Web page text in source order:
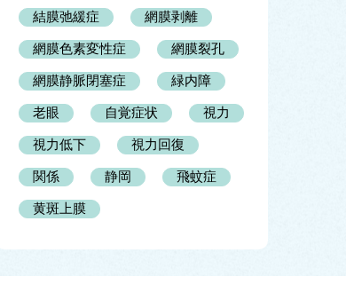
結膜弛緩症 網膜剥離
網膜色素変性症 網膜裂孔
網膜静脈閉塞症 緑内障
老眼 自覚症状 視力
視力低下 視力回復
関係 静岡 飛蚊症
黄斑上膜